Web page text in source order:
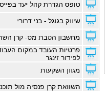
טופס הגדרת קהל יעד
שיווק בגוגל - בני דרורי
מחשבון הטבת מס- קרן
פרטיות העובד במקום
לפידור זינגר
מגוון השקעות
השוואת קרן פנסיה מול